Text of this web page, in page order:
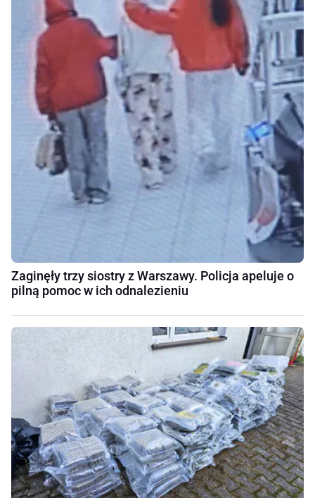
Zaginęły trzy siostry z Warszawy. Policja apeluje o
pilną pomoc w ich odnalezieniu